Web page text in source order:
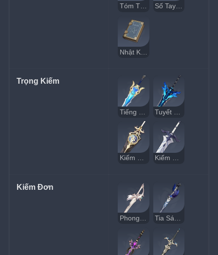
Tóm Tắt Ma Pháp Số Tay Ma Pháp
Nhật Ký Học Sinh
Trọng Kiếm
Kiếm Chuông Kiếm Thiết Ảnh
Kiếm Đơn